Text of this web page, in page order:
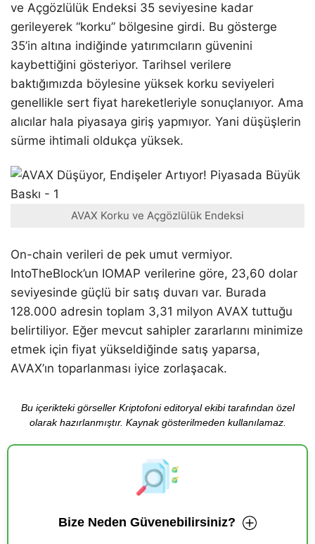
ve Açgözlülük Endeksi 35 seviyesine kadar
gerileyerek “korku” bölgesine girdi. Bu gösterge
35’in altına indiğinde yatırımcıların güvenini
kaybettiğini gösteriyor. Tarihsel verilere
baktığımızda böylesine yüksek korku seviyeleri
genellikle sert fiyat hareketleriyle sonuçlanıyor. Ama
alıcılar hala piyasaya giriş yapmıyor. Yani düşüşlerin
sürme ihtimali oldukça yüksek.
AVAX Korku ve Açgözlülük Endeksi
On-chain verileri de pek umut vermiyor.
IntoTheBlock’un IOMAP verilerine göre, 23,60 dolar
seviyesinde güçlü bir satış duvarı var. Burada
128.000 adresin toplam 3,31 milyon AVAX tuttuğu
belirtiliyor. Eğer mevcut sahipler zararlarını minimize
etmek için fiyat yükseldiğinde satış yaparsa,
AVAX’ın toparlanması iyice zorlaşacak.
Bu içerikteki görseller Kriptofoni editoryal ekibi tarafından özel
olarak hazırlanmıştır. Kaynak gösterilmeden kullanılamaz.
Bize Neden Güvenebilirsiniz?